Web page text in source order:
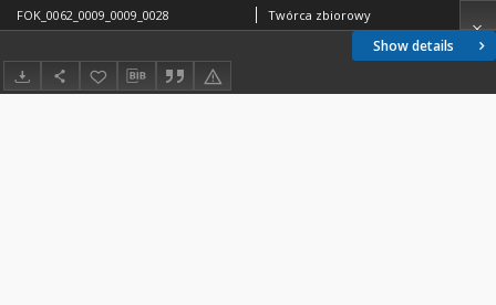
Show details
FOK_0062_0009_0009_0028 Twórca zbiorowy